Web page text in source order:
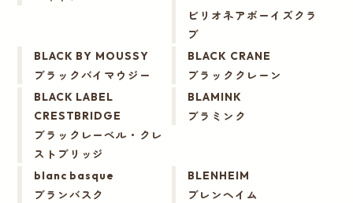
ビリオネアボーイズクラ
ブ
BLACK BY MOUSSY
ブラックバイマウジー
BLACK CRANE
ブラッククレーン
BLACK LABEL
CRESTBRIDGE
ブラックレーベル・クレ
ストブリッジ
BLAMINK
ブラミンク
blanc basque
ブランバスク
BLENHEIM
ブレンヘイム